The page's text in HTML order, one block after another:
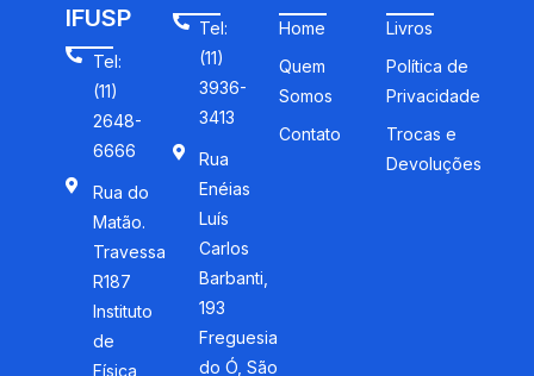
IFUSP
Tel:
(11)
2648-
6666
Rua do
Matão.
Travessa
R187
Instituto
de
Física,
Tel:
(11)
3936-
3413
Rua
Enéias
Luís
Carlos
Barbanti,
193
Freguesia
do Ó, São
Home
Quem
Somos
Contato
Livros
Política de
Privacidade
Trocas e
Devoluções